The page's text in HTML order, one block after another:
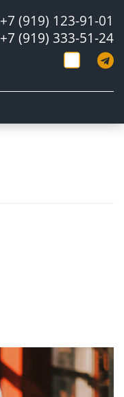
+7 (919) 123-91-01
+7 (919) 333-51-24